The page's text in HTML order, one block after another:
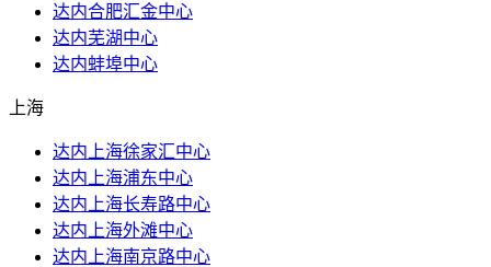
达内合肥汇金中心
达内芜湖中心
达内蚌埠中心
上海
达内上海徐家汇中心
达内上海浦东中心
达内上海长寿路中心
达内上海外滩中心
达内上海南京路中心